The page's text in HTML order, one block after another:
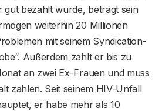
gut bezahlt wurde, beträgt sein
weiterhin 20 Millionen
mit seinem Syndication-
Außerdem zahlt er bis zu
an zwei Ex-Frauen und muss
zahlen. Seit seinem HIV-Unfall
er habe mehr als 10